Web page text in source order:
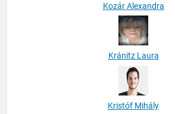
Kozár Alexandra
Kránitz Laura
Kristóf Mihály